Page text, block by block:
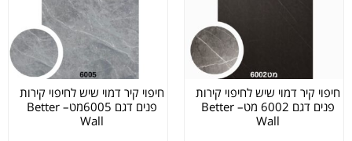
חיפוי קיר דמוי שיש לחיפוי קירות
פנים דגם 6002 מט– Better
Wall
חיפוי קיר דמוי שיש לחיפוי קירות
פנים דגם 6005מט– Better
Wall